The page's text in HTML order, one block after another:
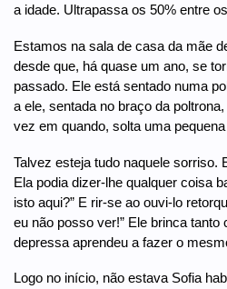
a idade. Ultrapassa os 50% entre
Estamos na sala de casa da mãe
desde que, há quase um ano, se
passado. Ele está sentado numa
a ele, sentada no braço da
vez em quando, solta uma
Talvez esteja tudo naquele sorriso.
Ela podia dizer-lhe qualquer coisa
isto aqui?” E rir-se ao ouvi-lo
eu não posso ver!” Ele brinca
depressa aprendeu a fazer o
Logo no início, não estava Sofia